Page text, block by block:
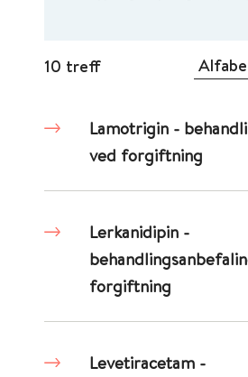
10 treff
Lamotrigin -
ved forgiftning
Lerkanidipin -
forgiftning
Levetiracetam -